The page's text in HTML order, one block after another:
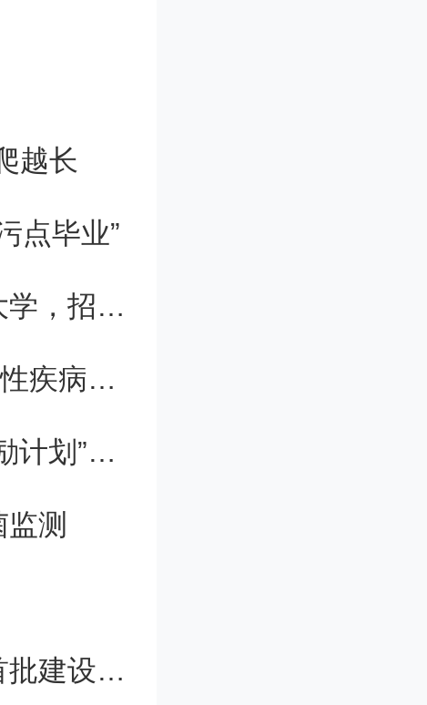
可能突
。爆发
磁暴，
重要的
发在天
向和真
阳暗条
构和演
越长
点毕业”
上海春考招生院校新增上海外国语大学，招收2个专业
“超能消防员”纳米水凝胶助力眼部炎性疾病治疗
教育部：不限额申报，“长江学者奖励计划”向14所高校倾斜
测
深圳理工大学预计今年正式招生，首批建设七大学院